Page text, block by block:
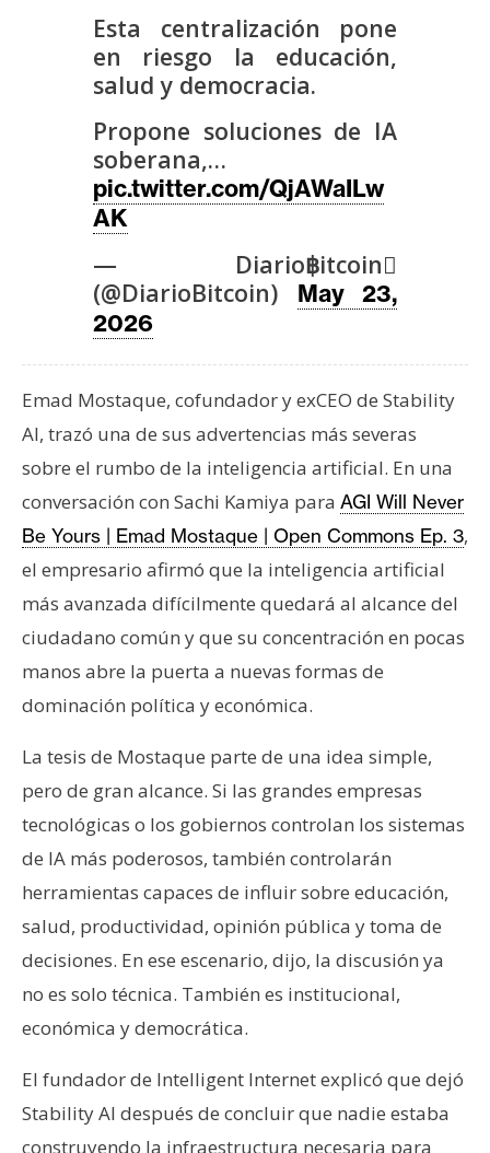
m
R
e
c
u
r
s
s
C
n
t
c
t
o
P
u
b
l
c
i
a
d
Esta centralización pone
en riesgo la educación,
salud y democracia.
Propone soluciones de IA
soberana,…
pic.twitter.com/QjAWaILw
AK
— Diario฿itcoin
(@DiarioBitcoin) May 23,
2026
Emad Mostaque, cofundador y exCEO de Stability
AI, trazó una de sus advertencias más severas
sobre el rumbo de la inteligencia artificial. En una
conversación con Sachi Kamiya para AGI Will Never
Be Yours | Emad Mostaque | Open Commons Ep. 3,
el empresario afirmó que la inteligencia artificial
más avanzada difícilmente quedará al alcance del
ciudadano común y que su concentración en pocas
manos abre la puerta a nuevas formas de
dominación política y económica.
La tesis de Mostaque parte de una idea simple,
pero de gran alcance. Si las grandes empresas
tecnológicas o los gobiernos controlan los sistemas
de IA más poderosos, también controlarán
herramientas capaces de influir sobre educación,
salud, productividad, opinión pública y toma de
decisiones. En ese escenario, dijo, la discusión ya
no es solo técnica. También es institucional,
económica y democrática.
El fundador de Intelligent Internet explicó que dejó
Stability AI después de concluir que nadie estaba
construyendo la infraestructura necesaria para